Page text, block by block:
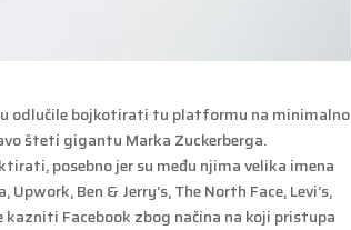
odlučile bojkotirati tu platformu na minimalno
šteti gigantu Marka Zuckerberga.
posebno jer su među njima velika imena
Ben & Jerry’s, The North Face, Levi’s,
kazniti Facebook zbog načina na koji pristupa